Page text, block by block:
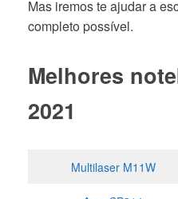
Mas iremos te ajudar a
completo possível.
Melhores
2021
Multilaser M11W